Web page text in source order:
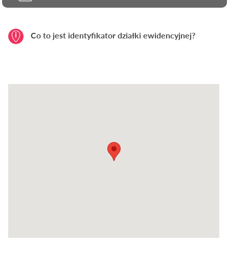
Co to jest identyfikator działki ewidencyjnej?